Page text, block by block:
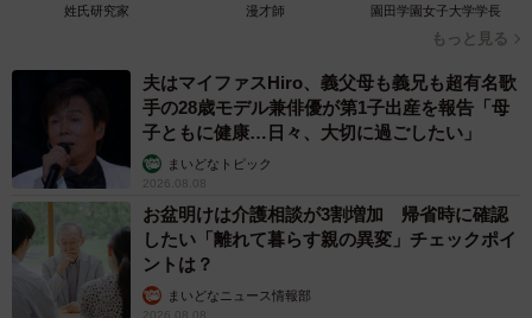
SNSユーザーたちから
「フランスで夏のバカンスにパリに人がいなくなるみたい
に、関東から人がいなくなってて面白いですな」
「奈良はやはり奈良市と京奈和道しか混んでないな」
「時間帯別の変化が非常に興味深いですね。朝が減り深夜
や昼が増えるのは、ひょっとしたら移動そのものを楽しむ
姓氏研究家 漫才師 園田学園女子大学学長
もっと見る
夫はマイファスHiro、義父母も義兄も超有名歌
手の28歳モデル兼俳優が第1子出産を報告「母
子ともに健康…日々、大切に過ごしたい」
まいどなトピック
2026.08.08
お盆明けは介護相談が3割増加 帰省時に確認
したい「離れて暮らす親の異変」チェックポイ
ントは？
まいどなニュース情報部
2026.08.08